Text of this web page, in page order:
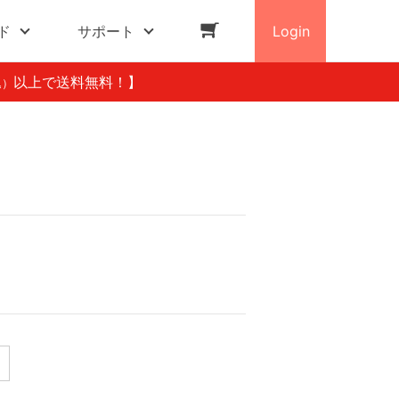
サポート Login
以上で送料無料！】